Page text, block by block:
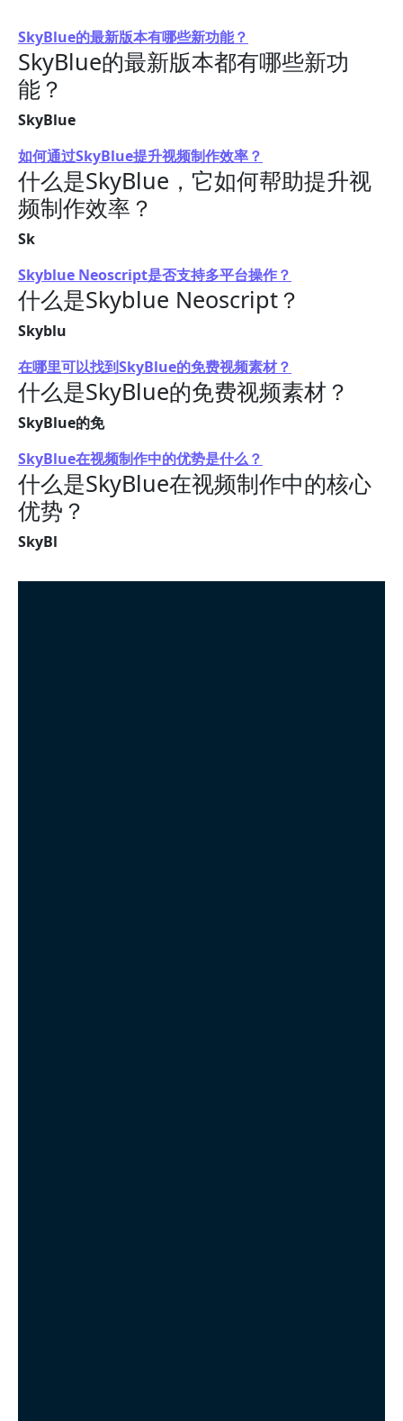
SkyBlue的最新版本有哪些新功能？
SkyBlue的最新版本都有哪些新功
能？
SkyBlue
如何通过SkyBlue提升视频制作效率？
什么是SkyBlue，它如何帮助提升视
频制作效率？
Sk
Skyblue Neoscript是否支持多平台操作？
什么是Skyblue Neoscript？
Skyblu
在哪里可以找到SkyBlue的免费视频素材？
什么是SkyBlue的免费视频素材？
SkyBlue的免
SkyBlue在视频制作中的优势是什么？
什么是SkyBlue在视频制作中的核心
优势？
SkyBl